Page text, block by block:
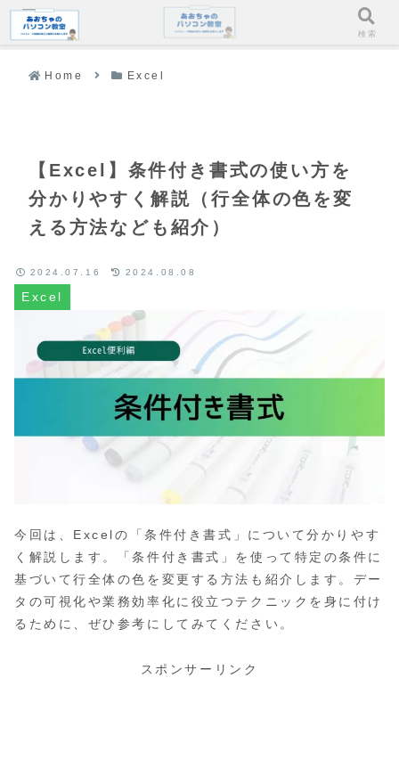
Home Excel
【Excel】条件付き書式の使い方を
分かりやすく解説（行全体の色を変
える方法なども紹介）
Excel
2024.07.16 2024.08.08
今回は、Excelの「条件付き書式」について分かりやす
く解説します。「条件付き書式」を使って特定の条件に
基づいて行全体の色を変更する方法も紹介します。デー
タの可視化や業務効率化に役立つテクニックを身に付け
るために、ぜひ参考にしてみてください。
スポンサーリンク
メニュー 検索